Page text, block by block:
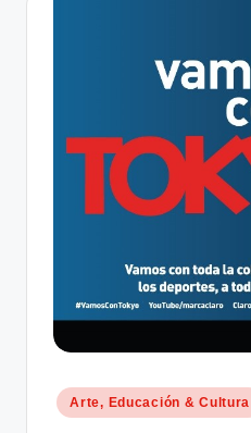
Publicado
en
Arte, Educación & Cultura